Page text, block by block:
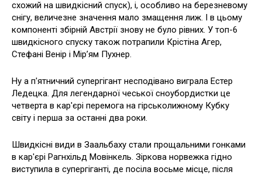
схожий на швидкісний спуск), і, особливо на березневому
снігу, величезне значення мало змащення лиж. І в цьому
компоненті збірній Австрії знову не було рівних. У топ-6
швидкісного спуску також потрапили Крістіна Агер,
Стефані Венір і Мір’ям Пухнер.
Ну а п'ятничний супергігант несподівано виграла Естер
Ледецка. Для легендарної чеської сноубордистки це
четверта в кар'єрі перемога на гірськолижному Кубку
світу і перша за останні два роки.
Швидкісні види в Заальбаху стали прощальними гонками
в кар'єрі Рагнхільд Мовінкель. Зіркова норвежка гідно
виступила в супергіганті, де посіла восьме місце, після